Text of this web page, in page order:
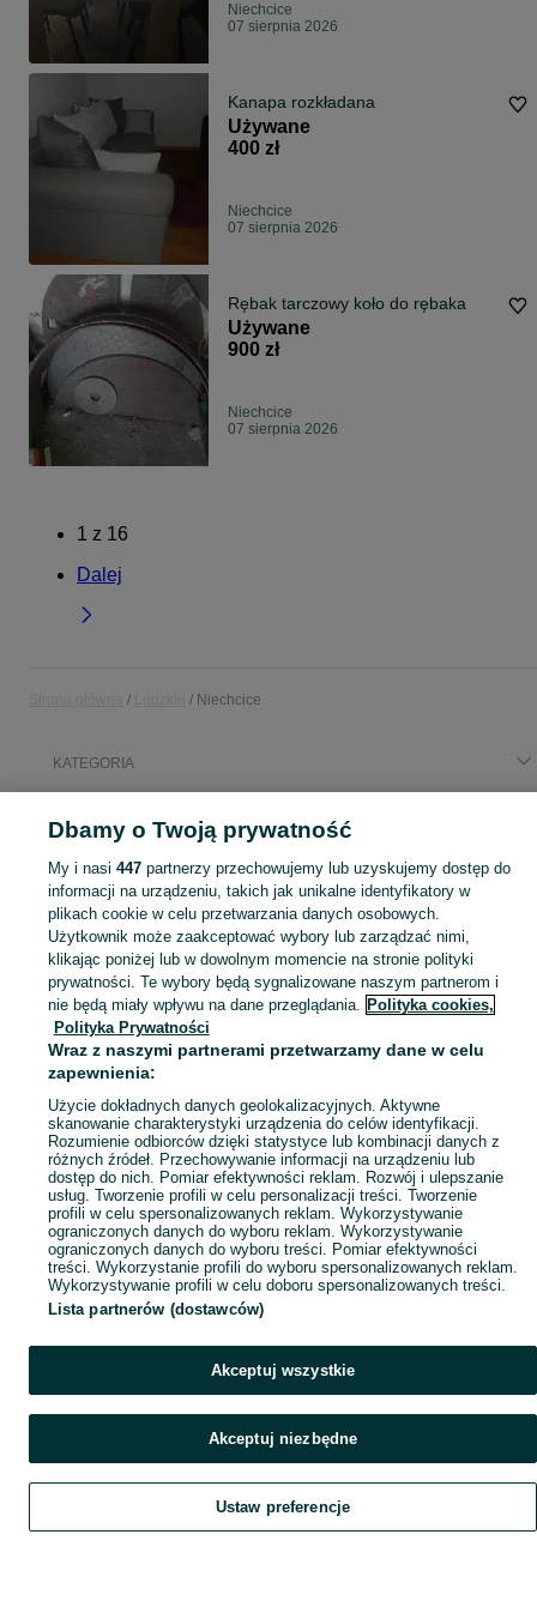
Niechcice
07 sierpnia 2026
Kanapa rozkładana
Używane
400 zł
Niechcice
07 sierpnia 2026
Rębak tarczowy koło do rębaka
Używane
900 zł
Niechcice
07 sierpnia 2026
1 z 16
Dalej
Niechcice
KATEGORIA
Popularne wyszukiwania
projektant
Skorzystaj z największego serwisu ogłoszeniowego - Niechcice i okolice! Kupuj to, czego pragniesz i sprzedawaj to, czego już nie potrzebujesz! Zobacz
Mapa kategorii
Mapa miejscowości
Szukaj Obserwujesz Dodaj Czat Konto
Dbamy o Twoją prywatność
My i nasi 447partnerzy przechowujemy lub uzyskujemy dostęp do
informacji na urządzeniu, takich jak unikalne identyfikatory w
plikach cookie w celu przetwarzania danych osobowych.
Użytkownik może zaakceptować wybory lub zarządzać nimi,
klikając poniżej lub w dowolnym momencie na stronie polityki
prywatności. Te wybory będą sygnalizowane naszym partnerom i
nie będą miały wpływu na dane przeglądania. Polityka cookies,
Polityka Prywatności
Wraz z naszymi partnerami przetwarzamy dane w celu
zapewnienia:
Użycie dokładnych danych geolokalizacyjnych. Aktywne
skanowanie charakterystyki urządzenia do celów identyfikacji.
Rozumienie odbiorców dzięki statystyce lub kombinacji danych z
różnych źródeł. Przechowywanie informacji na urządzeniu lub
dostęp do nich. Pomiar efektywności reklam. Rozwój i ulepszanie
usług. Tworzenie profili w celu personalizacji treści. Tworzenie
profili w celu spersonalizowanych reklam. Wykorzystywanie
ograniczonych danych do wyboru reklam. Wykorzystywanie
ograniczonych danych do wyboru treści. Pomiar efektywności
treści. Wykorzystanie profili do wyboru spersonalizowanych reklam.
Wykorzystywanie profili w celu doboru spersonalizowanych treści.
Lista partnerów (dostawców)
Akceptuj wszystkie
Akceptuj niezbędne
Ustaw preferencje